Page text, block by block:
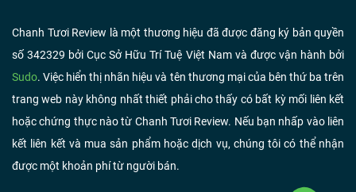
Chanh Tươi Review là một thương hiệu đã được đăng ký bản quyền
số 342329 bởi Cục Sở Hữu Trí Tuệ Việt Nam và được vận hành bởi
Sudo. Việc hiển thị nhãn hiệu và tên thương mại của bên thứ ba trên
trang web này không nhất thiết phải cho thấy có bất kỳ mối liên kết
hoặc chứng thực nào từ Chanh Tươi Review. Nếu bạn nhấp vào liên
kết liên kết và mua sản phẩm hoặc dịch vụ, chúng tôi có thể nhận
được một khoản phí từ người bán.